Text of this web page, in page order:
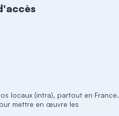
locaux (intra), partout en France.
mettre en œuvre les